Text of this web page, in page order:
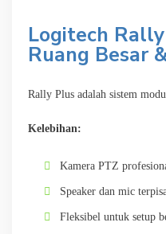
Logitech
Ruang Besar
Rally Plus adalah sistem
Kelebihan:
Kamera PTZ
Speaker dan mic
Fleksibel untuk setup